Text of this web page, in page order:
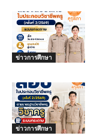
ข่าวการศึกษา
ข่าวการศึกษา